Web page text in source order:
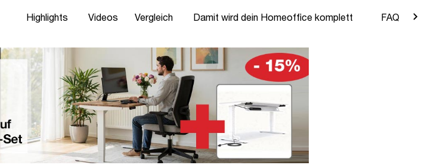
Highlights Videos Vergleich Damit wird dein Homeoffice komplett FAQ